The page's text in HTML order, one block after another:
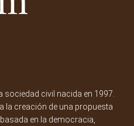
civil nacida en 1997.
la creación de una propuesta
en la democracia,